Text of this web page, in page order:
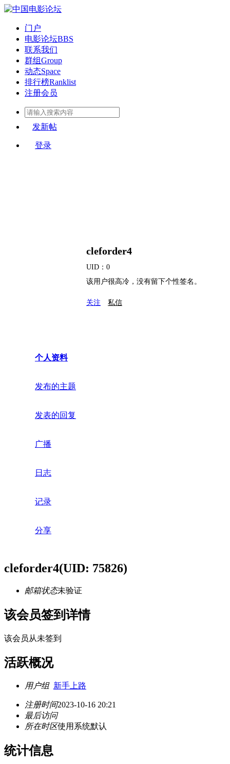
门户
电影论坛BBS
联系我们
群组Group
动态Space
排行榜Ranklist
注册会员
发新帖
登录
cleforder4
UID：0
该用户很高冷，没有留下个性签名。
关注 私信
个人资料
发布的主题
发表的回复
广播
日志
记录
分享
cleforder4(UID: 75826)
邮箱状态未验证
该会员签到详情
该会员从未签到
活跃概况
用户组 新手上路
注册时间2023-10-16 20:21
最后访问
所在时区使用系统默认
统计信息